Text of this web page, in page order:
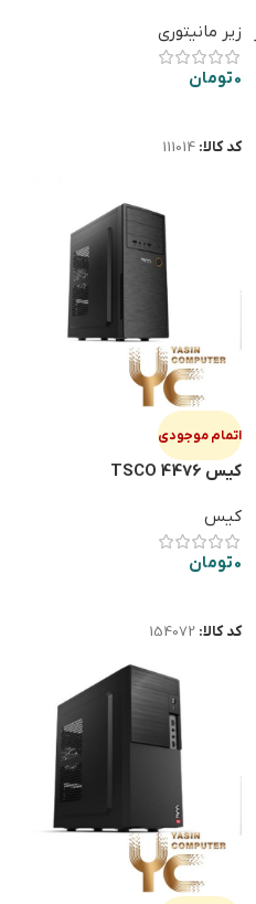
زیر مانیتوری
0تومان
کد کالا: 111014
اتمام موجودی
کیس TSCO 4476
کیس
0تومان
کد کالا: 154072